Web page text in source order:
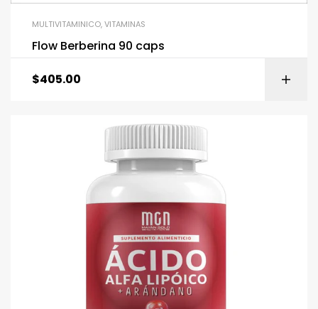
MULTIVITAMINICO,VITAMINAS
Flow Berberina 90 caps
$405.00